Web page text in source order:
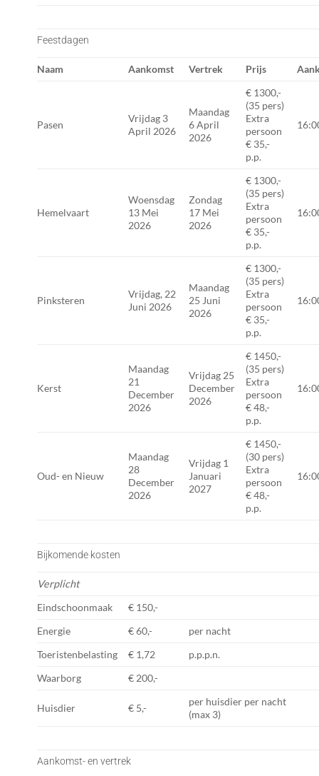
Feestdagen
Naam Aankomst Vertrek Prijs
Pasen
Vrijdag 3
April 2026
Maandag
6 April
2026
€ 1300,-
(35 pers)
Extra
persoon
€ 35,-
p.p.
Hemelvaart
Woensdag
13 Mei
2026
Zondag
17 Mei
2026
€ 1300,-
(35 pers)
Extra
persoon
€ 35,-
p.p.
Pinksteren
Vrijdag, 22
Juni 2026
Maandag
25 Juni
2026
€ 1300,-
(35 pers)
Extra
persoon
€ 35,-
p.p.
Kerst
Maandag
21
December
2026
Vrijdag 25
December
2026
€ 1450,-
(35 pers)
Extra
persoon
€ 48,-
p.p.
Oud- en Nieuw
Maandag
28
December
2026
Vrijdag 1
Januari
2027
€ 1450,-
(30 pers)
Extra
persoon
€ 48,-
p.p.
Bijkomende kosten
Verplicht
Eindschoonmaak
€ 150,-
Energie
€ 60,-
per nacht
Toeristenbelasting
€ 1,72
p.p.p.n.
Waarborg
€ 200,-
Huisdier € 5,-
per huisdier per nacht
(max 3)
Aankomst- en vertrek